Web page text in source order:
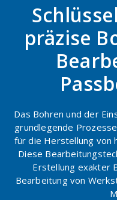
präzise
Das Bohren und der
grundlegende
für die Herstellung von
Diese
Erstellung exakter
Bearbeitung von